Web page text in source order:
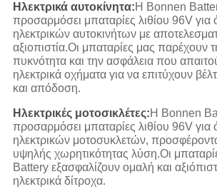
Ηλεκτρικά αυτοκίνητα:Η Bonnen
προσαρμόσει μπαταρίες λιθίου 96V για
ηλεκτρικών αυτοκινήτων με
αξιοπιστία.Οι μπαταρίες μας παρέχουν
πυκνότητα και την ασφάλεια που
ηλεκτρικά οχήματα για να επιτύχουν
και απόδοση.
Ηλεκτρικές μοτοσικλέτες:Η Bonnen
προσαρμόσει μπαταρίες λιθίου 96V για
ηλεκτρικών μοτοσυκλετών,
υψηλής χωρητικότητας λύση.Οι
Battery εξασφαλίζουν ομαλή και
ηλεκτρικά δίτροχα.